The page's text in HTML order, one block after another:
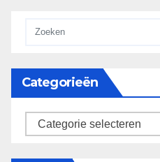
Categorieën
categorieën